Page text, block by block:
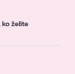
želite